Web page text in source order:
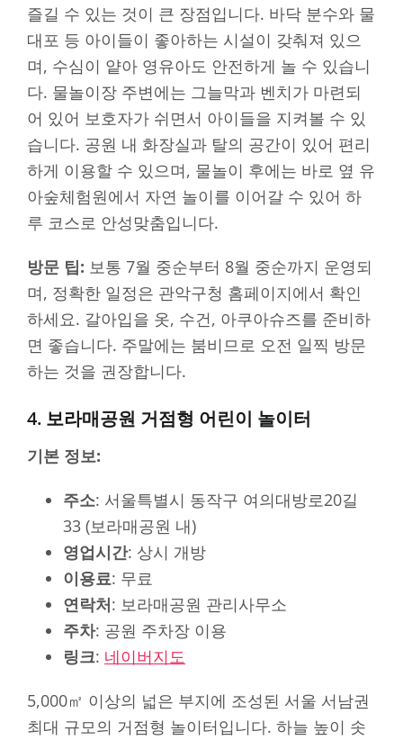
즐길 수 있는 것이 큰 장점입니다. 바닥 분수와 물
대포 등 아이들이 좋아하는 시설이 갖춰져 있으
며, 수심이 얕아 영유아도 안전하게 놀 수 있습니
다. 물놀이장 주변에는 그늘막과 벤치가 마련되
어 있어 보호자가 쉬면서 아이들을 지켜볼 수 있
습니다. 공원 내 화장실과 탈의 공간이 있어 편리
하게 이용할 수 있으며, 물놀이 후에는 바로 옆 유
아숲체험원에서 자연 놀이를 이어갈 수 있어 하
루 코스로 안성맞춤입니다.
방문 팁: 보통 7월 중순부터 8월 중순까지 운영되
며, 정확한 일정은 관악구청 홈페이지에서 확인
하세요. 갈아입을 옷, 수건, 아쿠아슈즈를 준비하
면 좋습니다. 주말에는 붐비므로 오전 일찍 방문
하는 것을 권장합니다.
4. 보라매공원 거점형 어린이 놀이터
기본 정보:
주소: 서울특별시 동작구 여의대방로20길
33 (보라매공원 내)
영업시간: 상시 개방
이용료: 무료
연락처: 보라매공원 관리사무소
주차: 공원 주차장 이용
링크: 네이버지도
5,000㎡ 이상의 넓은 부지에 조성된 서울 서남권
최대 규모의 거점형 놀이터입니다. 하늘 높이 솟